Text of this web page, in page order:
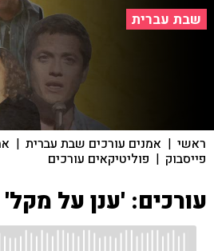
שבת עברית
ראשי | אמנים עורכים שבת עברית |
פייסבוק | פוליטיקאים עורכים
עורכים: 'ענן על מקל'